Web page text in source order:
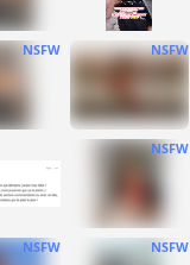
NSFW NSFW
NSFW
NSFW NSFW